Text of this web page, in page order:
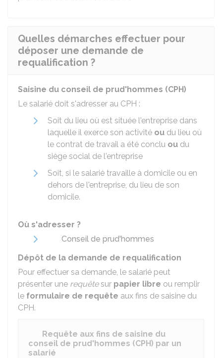
Quelles démarches effectuer pour
déposer une demande de
requalification ?
Saisine du conseil de prud'hommes (CPH)
Le salarié doit s'adresser au CPH :
Soit du lieu où est située l'entreprise dans
laquelle il exerce son activité ou du lieu où
le contrat de travail a été conclu ou du
siège social de l'entreprise
Soit, si le salarié travaille à domicile ou en
dehors de l'entreprise, du lieu de son
domicile.
Où s'adresser ?
Conseil de prud'hommes
Dépôt de la demande de requalification
Pour effectuer sa demande, le salarié peut
présenter une requêtesur papier libre ou remplir
le formulaire de requête aux fins de saisine du
CPH.
Requête aux fins de saisine du
conseil de prud'hommes (CPH) par un
salarié